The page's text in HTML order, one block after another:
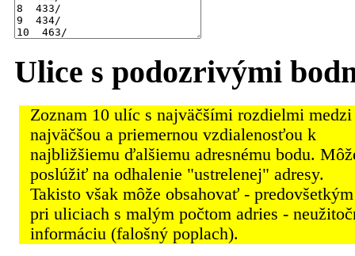
Ulice s podozrivými
Zoznam 10 ulíc s najväčšími rozdielmi medzi
najväčšou a priemernou vzdialenosťou k
najbližšiemu ďalšiemu adresnému bodu.
poslúžiť na odhalenie "ustrelenej" adresy.
Takisto však môže obsahovať - predovšetkým
pri uliciach s malým počtom adries -
informáciu (falošný poplach).